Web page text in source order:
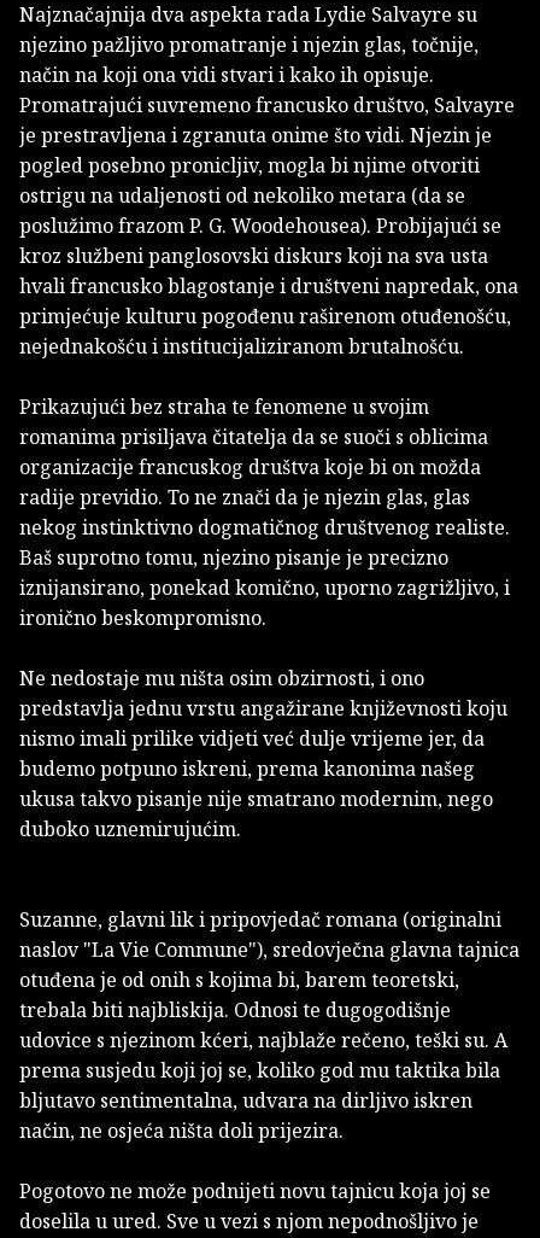
Najznačajnija dva aspekta rada Lydie Salvayre su
njezino pažljivo promatranje i njezin glas, točnije,
način na koji ona vidi stvari i kako ih opisuje.
Promatrajući suvremeno francusko društvo, Salvayre
je prestravljena i zgranuta onime što vidi. Njezin je
pogled posebno pronicljiv, mogla bi njime otvoriti
ostrigu na udaljenosti od nekoliko metara (da se
poslužimo frazom P. G. Woodehousea). Probijajući se
kroz službeni panglosovski diskurs koji na sva usta
hvali francusko blagostanje i društveni napredak, ona
primjećuje kulturu pogođenu raširenom otuđenošću,
nejednakošću i institucijaliziranom brutalnošću.
Prikazujući bez straha te fenomene u svojim
romanima prisiljava čitatelja da se suoči s oblicima
organizacije francuskog društva koje bi on možda
radije previdio. To ne znači da je njezin glas, glas
nekog instinktivno dogmatičnog društvenog realiste.
Baš suprotno tomu, njezino pisanje je precizno
iznijansirano, ponekad komično, uporno zagrižljivo, i
ironično beskompromisno.
Ne nedostaje mu ništa osim obzirnosti, i ono
predstavlja jednu vrstu angažirane književnosti koju
nismo imali prilike vidjeti već dulje vrijeme jer, da
budemo potpuno iskreni, prema kanonima našeg
ukusa takvo pisanje nije smatrano modernim, nego
duboko uznemirujućim.
Suzanne, glavni lik i pripovjedač romana (originalni
naslov "La Vie Commune"), sredovječna glavna tajnica
otuđena je od onih s kojima bi, barem teoretski,
trebala biti najbliskija. Odnosi te dugogodišnje
udovice s njezinom kćeri, najblaže rečeno, teški su. A
prema susjedu koji joj se, koliko god mu taktika bila
bljutavo sentimentalna, udvara na dirljivo iskren
način, ne osjeća ništa doli prijezira.
Pogotovo ne može podnijeti novu tajnicu koja joj se
doselila u ured. Sve u vezi s njom nepodnošljivo je